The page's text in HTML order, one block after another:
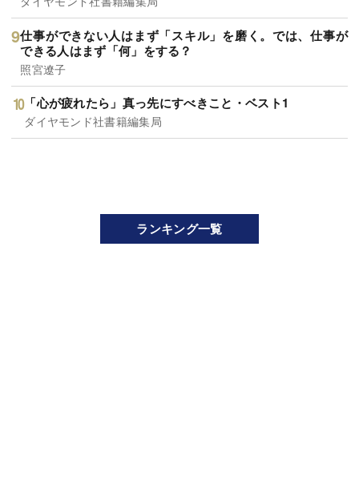
仕事ができない人はまず「スキル」を磨く。では、仕事が
できる人はまず「何」をする？
照宮遼子
「心が疲れたら」真っ先にすべきこと・ベスト1
ダイヤモンド社書籍編集局
ランキング一覧